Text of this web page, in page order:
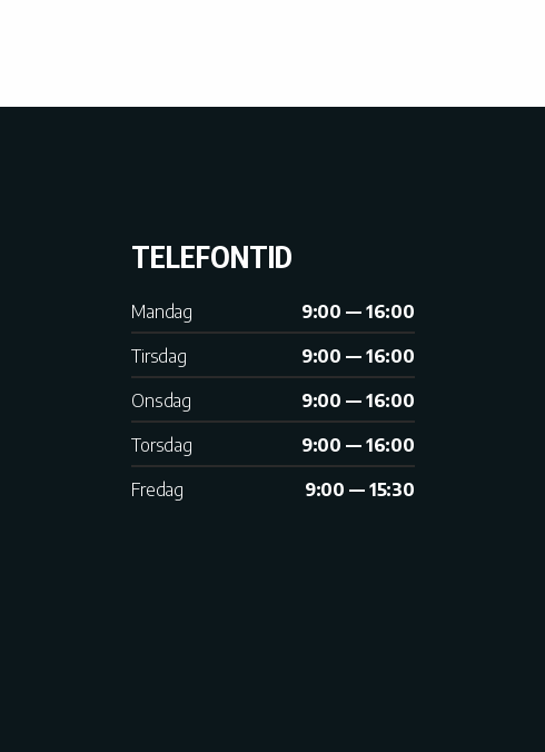
TELEFONTID
Mandag
9:00 — 16:00
Tirsdag
9:00 — 16:00
Onsdag
9:00 — 16:00
Torsdag
9:00 — 16:00
Fredag
9:00 — 15:30